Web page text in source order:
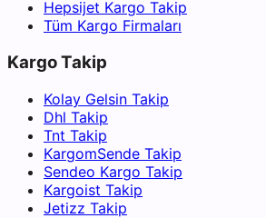
Hepsijet Kargo Takip
Tüm Kargo Firmaları
Kargo Takip
Kolay Gelsin Takip
Dhl Takip
Tnt Takip
KargomSende Takip
Sendeo Kargo Takip
Kargoist Takip
Jetizz Takip